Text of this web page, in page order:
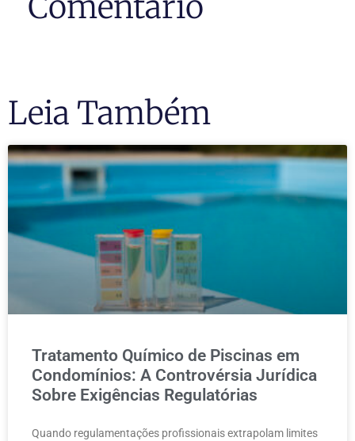
Leia Também
Tratamento Químico de Piscinas em
Condomínios: A Controvérsia Jurídica
Sobre Exigências Regulatórias
Quando regulamentações profissionais extrapolam limites